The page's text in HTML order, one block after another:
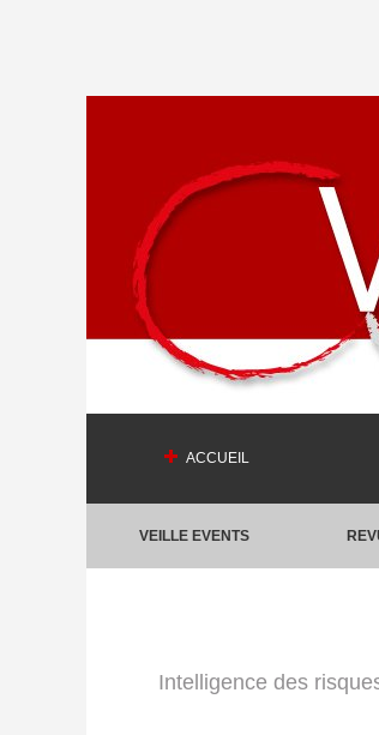
ACCUEIL
VEILLE EVENTS
Intelligence des